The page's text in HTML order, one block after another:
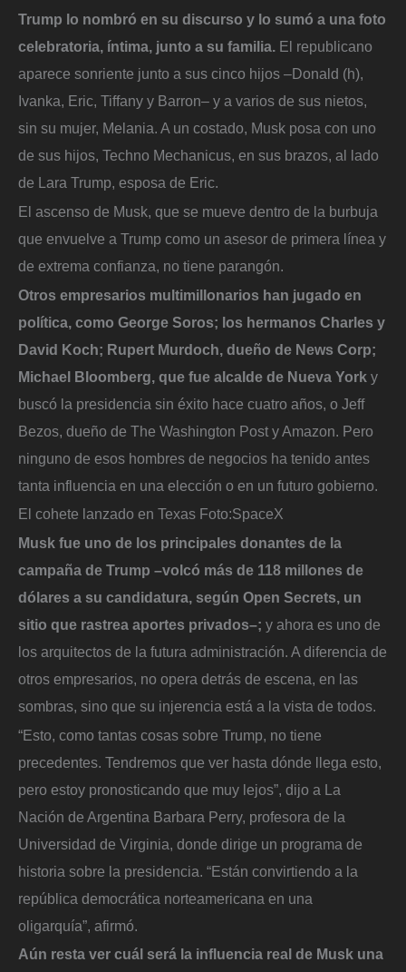
Trump lo nombró en su discurso y lo sumó a una foto
celebratoria, íntima, junto a su familia. El republicano
aparece sonriente junto a sus cinco hijos –Donald (h),
Ivanka, Eric, Tiffany y Barron– y a varios de sus nietos,
sin su mujer, Melania. A un costado, Musk posa con uno
de sus hijos, Techno Mechanicus, en sus brazos, al lado
de Lara Trump, esposa de Eric.
El ascenso de Musk, que se mueve dentro de la burbuja
que envuelve a Trump como un asesor de primera línea y
de extrema confianza, no tiene parangón.
Otros empresarios multimillonarios han jugado en
política, como George Soros; los hermanos Charles y
David Koch; Rupert Murdoch, dueño de News Corp;
Michael Bloomberg, que fue alcalde de Nueva York y
buscó la presidencia sin éxito hace cuatro años, o Jeff
Bezos, dueño de The Washington Post y Amazon. Pero
ninguno de esos hombres de negocios ha tenido antes
tanta influencia en una elección o en un futuro gobierno.
El cohete lanzado en Texas Foto:SpaceX
Musk fue uno de los principales donantes de la
campaña de Trump –volcó más de 118 millones de
dólares a su candidatura, según Open Secrets, un
sitio que rastrea aportes privados–; y ahora es uno de
los arquitectos de la futura administración. A diferencia de
otros empresarios, no opera detrás de escena, en las
sombras, sino que su injerencia está a la vista de todos.
“Esto, como tantas cosas sobre Trump, no tiene
precedentes. Tendremos que ver hasta dónde llega esto,
pero estoy pronosticando que muy lejos”, dijo a La
Nación de Argentina Barbara Perry, profesora de la
Universidad de Virginia, donde dirige un programa de
historia sobre la presidencia. “Están convirtiendo a la
república democrática norteamericana en una
oligarquía”, afirmó.
Aún resta ver cuál será la influencia real de Musk una